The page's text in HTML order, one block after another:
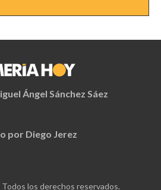
Ángel Sánchez Sáez
por Diego Jerez
los derechos reservados.